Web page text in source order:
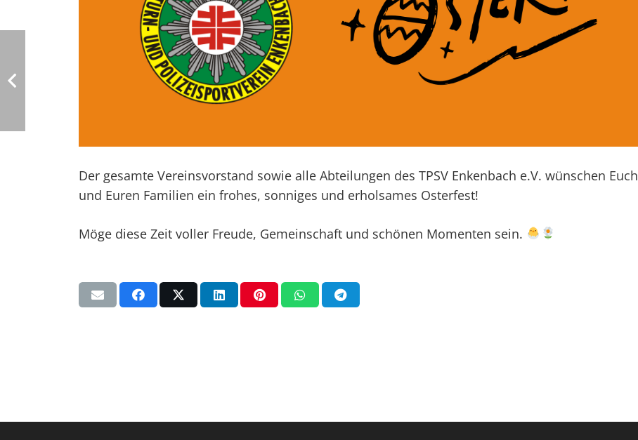
Der gesamte Vereinsvorstand sowie alle Abteilungen des TPSV Enkenbach e.V. wünschen Euch
und Euren Familien ein frohes, sonniges und erholsames Osterfest!
Möge diese Zeit voller Freude, Gemeinschaft und schönen Momenten sein.